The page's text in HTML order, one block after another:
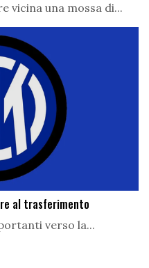
vicina una mossa di...
al trasferimento
verso la...